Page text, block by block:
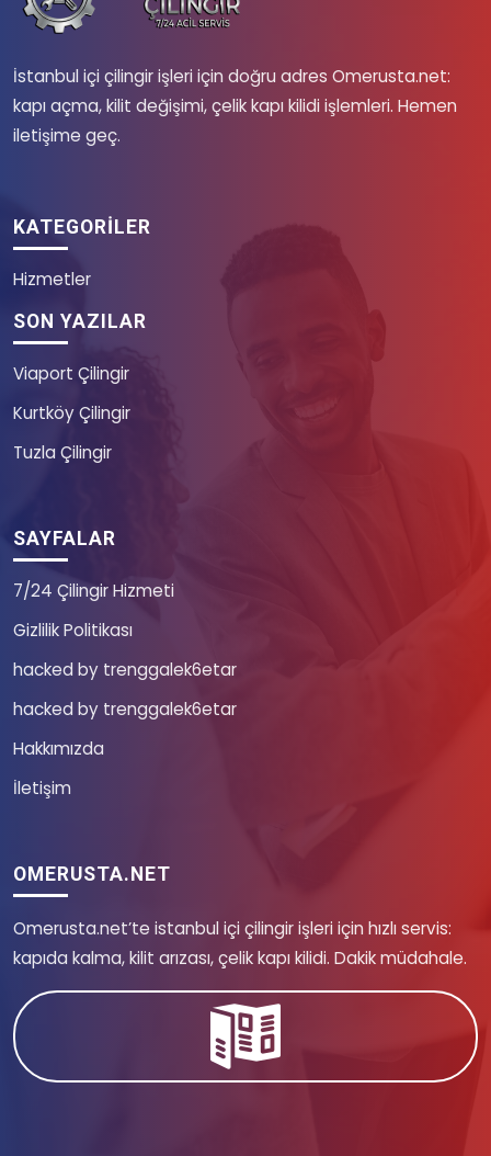
İstanbul içi çilingir işleri için doğru adres Omerusta.net:
kapı açma, kilit değişimi, çelik kapı kilidi işlemleri. Hemen
iletişime geç.
KATEGORILER
Hizmetler
SON YAZILAR
Viaport Çilingir
Kurtköy Çilingir
Tuzla Çilingir
SAYFALAR
7/24 Çilingir Hizmeti
Gizlilik Politikası
hacked by trenggalek6etar
hacked by trenggalek6etar
Hakkımızda
İletişim
OMERUSTA.NET
Omerusta.net’te istanbul içi çilingir işleri için hızlı servis:
kapıda kalma, kilit arızası, çelik kapı kilidi. Dakik müdahale.